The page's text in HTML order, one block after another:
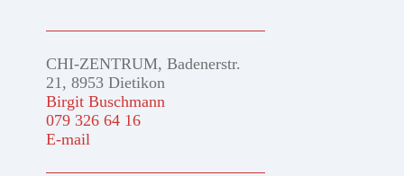
CHI-ZENTRUM, Badenerstr.
21, 8953 Dietikon
Birgit Buschmann
079 326 64 16
E-mail